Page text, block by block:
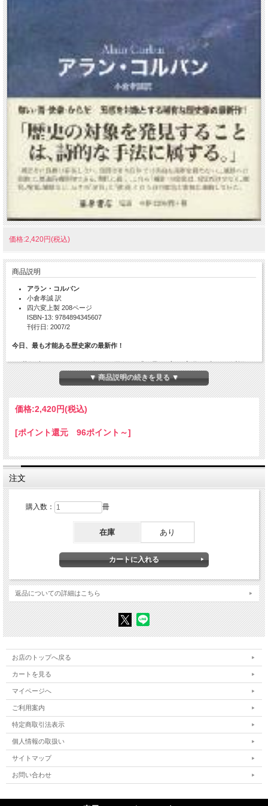
価格:2,420円(税込)
商品説明
アラン・コルバン
小倉孝誠 訳
四六変上製 208ページ
ISBN-13: 9784894345607
刊行日: 2007/2
今日、最も才能ある歴史家の最新作！
18世紀末から西欧で、人々の天候の感じ取り方に変化が生じ、浜辺へ
の欲望が高まりを見せたのは偶然ではない。現代に続く、これら「風
景」の変化は、視覚だけでなく、聴覚、嗅覚、触覚など、人々の「身
体」と「欲望」そのものの変化と密接に連動していた。
第1章 天候にたいする感性の歴史のために
天候の歴史 / 天候にたいする感性 / 宗教は空をどう読み解いたか / 科学的解釈 / 医
ュレ、 そしてフロベール / さまざまな規範体系 / 天候の観測と調査 / 身体文化の多
第2章 海辺の欲望の出現
の象徴体系を骨抜きにした自然神学 / 「海を創出した」 ラッセルと治療の論理 / 上
流階級が海辺を発見した / 海水浴の系譜 / 海辺をめぐる評価体系の変化 / 感性の歴
第3章 水の歴史に関する考察
さまざまな水の形 / 河川は人々を魅了する / 暴力的な水と原初の混沌 / 飲料として
の水 / 海水と塩 / 泉と井戸 / 災いを招く水 / 水の聖性 / 水とエロティシズム / エネル
ギー源としての水 / 水をめぐる夢想と文学 / 水の表象と美的規範
第4章 身体と風景の構築
道と風景の変容 / 砂漠の体験 ――フロマンタンとフロベール／風景の歴史人類学に
向けて
〈附〉 心性史から感性の歴史へ
（インタビュー） （聞き手 = イザベ
ル・フランドロワ）
アラン・コルバンについて （Ｉ・フランドロワ） / フェーヴル、 デュビィ、 ブロ
ーデルの影響 / アナールの 「危機」 ？ / 心性の歴史と表象の歴史 / ミクロ歴史学・
民族学との関係 / 情動の歴史、 触覚の歴史 ――天候と性 / 歴史学の今後
（尾
河直哉訳）
原 注
▼ 商品説明の続きを見る ▼
価格:2,420円(税込)
[ポイント還元 96ポイント～]
注文
購入数： 冊
在庫 あり
返品についての詳細はこちら
お店のトップへ戻る
カートを見る
マイページへ
ご利用案内
特定商取引法表示
個人情報の取扱い
サイトマップ
お問い合わせ